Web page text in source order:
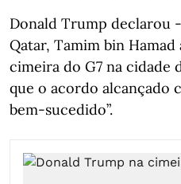
Donald Trump declarou
Qatar, Tamim bin
cimeira do G7 na cidade
que o acordo alcançado
bem-sucedido”.